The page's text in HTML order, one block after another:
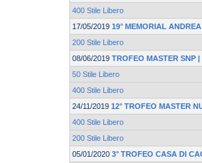
400 Stile Libero
17/05/2019 19° MEMORIAL
200 Stile Libero
08/06/2019 TROFEO MASTER SNP
50 Stile Libero
400 Stile Libero
24/11/2019 12° TROFEO MASTER
400 Stile Libero
200 Stile Libero
05/01/2020 3° TROFEO CASA DI